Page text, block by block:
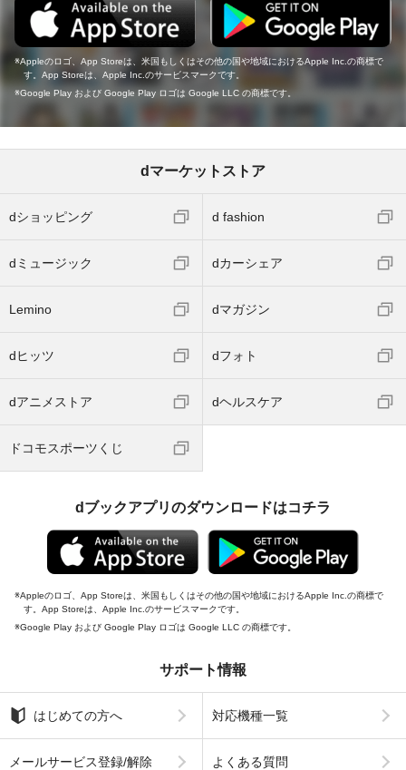
Appleのロゴ、App Storeは、米国もしくはその他の国や地域におけるApple Inc.の商標で
す。App Storeは、Apple Inc.のサービスマークです。
Google Play および Google Play ロゴは Google LLC の商標です。
dマーケットストア
dショッピング d fashion
dミュージック dカーシェア
Lemino dマガジン
dヒッツ dフォト
dアニメストア dヘルスケア
ドコモスポーツくじ
dブックアプリのダウンロードはコチラ
Appleのロゴ、App Storeは、米国もしくはその他の国や地域におけるApple Inc.の商標で
す。App Storeは、Apple Inc.のサービスマークです。
Google Play および Google Play ロゴは Google LLC の商標です。
サポート情報
はじめての方へ 対応機種一覧
メールサービス登録/解除 よくある質問